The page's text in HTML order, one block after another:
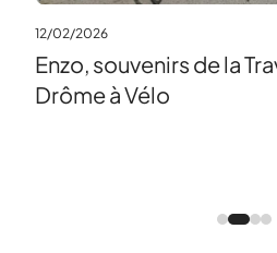
12/02/2026
Enzo, souvenirs de la
Drôme à Vélo